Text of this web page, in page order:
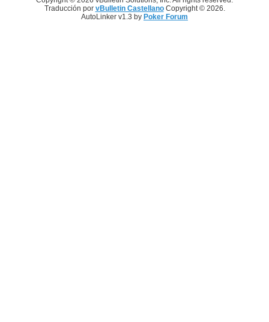
Traducción por vBulletin CastellanoCopyright © 2026.
AutoLinker v1.3 by Poker Forum